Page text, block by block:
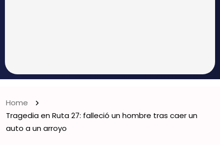
Home
Tragedia en Ruta 27: falleció un hombre tras caer un
auto a un arroyo